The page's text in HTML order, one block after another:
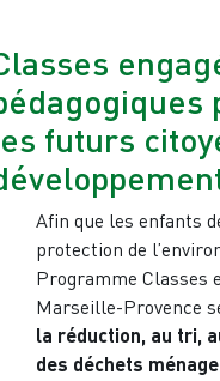
futurs
Afin que les enfants
protection de
Programme Classes
Marseille-Provence
la réduction, au tri,
des déchets